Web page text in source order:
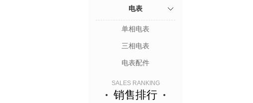
电表
单相电表
三相电表
电表配件
SALES RANKING
销售排行